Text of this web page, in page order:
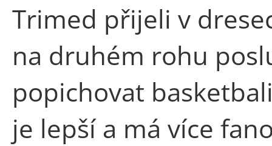
Trimed přijeli v
na druhém rohu
popichovat
je lepší a má více